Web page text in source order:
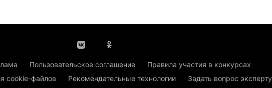
Пользовательское соглашение
Правила участия в конкурсах
cookie-файлов
Рекомендательные технологии Задать вопрос эксперту